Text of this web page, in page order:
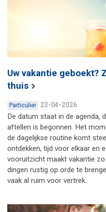
Uw vakantie geboekt?
thuis
Particulier 23-04-2026
De datum staat in de agenda,
aftellen is begonnen. Het
de dagelijkse routine komt
ontdekken, tijd voor elkaar en
vooruitzicht maakt vakantie
dingen rustig op orde te
vaak al ruim voor vertrek.